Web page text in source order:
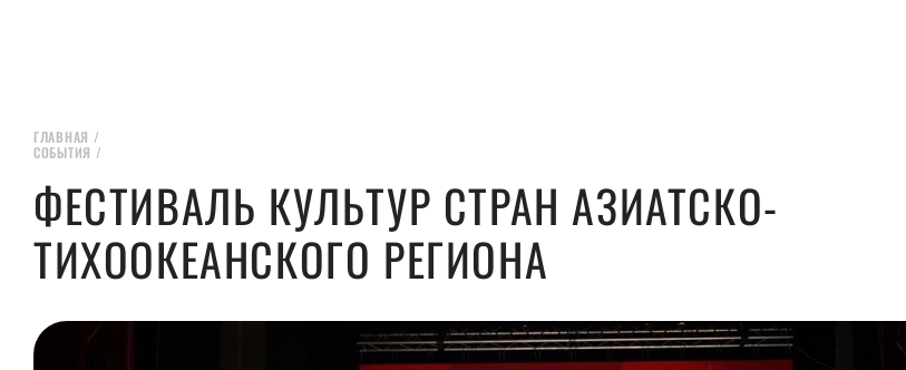
ГЛАВНАЯ /
СОБЫТИЯ /
ФЕСТИВАЛЬ КУЛЬТУР СТРАН АЗИАТСКО-
ТИХООКЕАНСКОГО РЕГИОНА